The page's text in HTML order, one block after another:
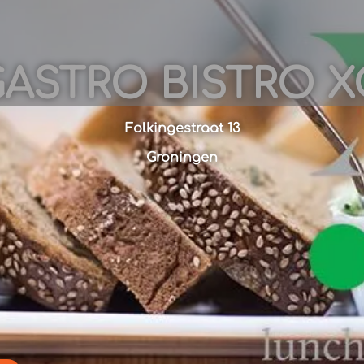
BISTRO
Folkingestraat 13
Groningen